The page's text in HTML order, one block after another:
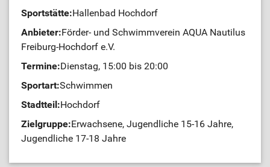
Sportstätte:Hallenbad Hochdorf
Anbieter:Förder- und Schwimmverein AQUA Nautilus
Freiburg-Hochdorf e.V.
Termine:Dienstag, 15:00 bis 20:00
Sportart:Schwimmen
Stadtteil:Hochdorf
Zielgruppe:Erwachsene, Jugendliche 15-16 Jahre,
Jugendliche 17-18 Jahre